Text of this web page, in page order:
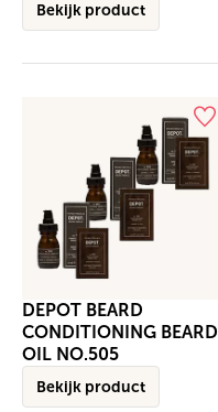
Bekijk product
DEPOT BEARD
CONDITIONING BEARD
OIL NO.505
Bekijk product